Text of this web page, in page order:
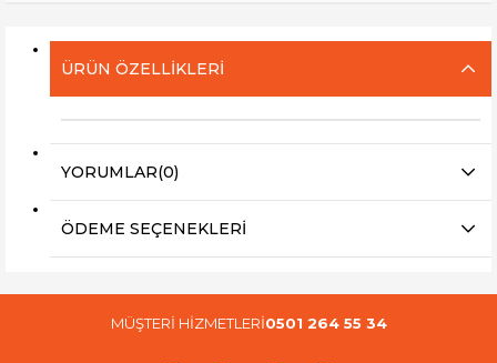
ÜRÜN ÖZELLIKLERI
YORUMLAR(0)
ÖDEME SEÇENEKLERI
MÜŞTERİ HİZMETLERİ0501 264 55 34